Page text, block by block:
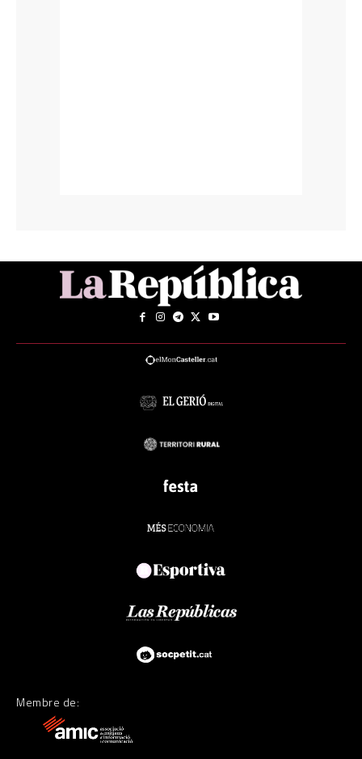
Membre de: